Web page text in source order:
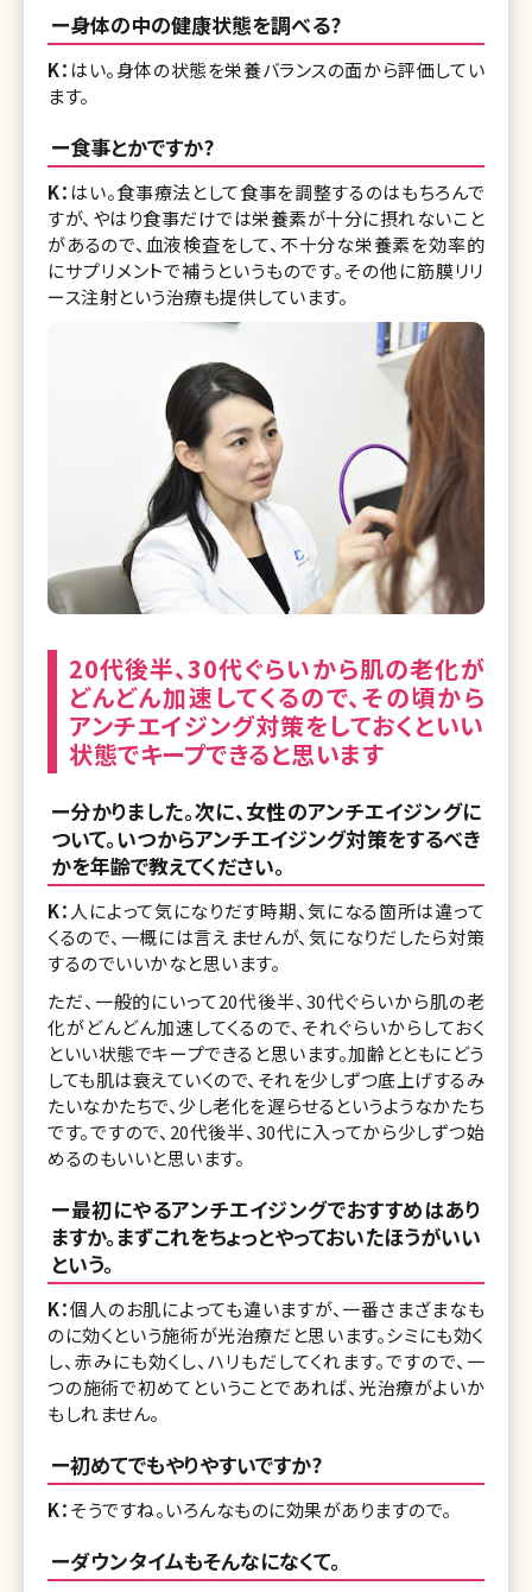
ー身体の中の健康状態を調べる?
K： はい。身体の状態を栄養バランスの面から評価してい
ます。
ー食事とかですか?
K： はい。食事療法として食事を調整するのはもちろんで
すが、やはり食事だけでは栄養素が十分に摂れないこと
があるので、血液検査をして、不十分な栄養素を効率的
にサプリメントで補うというものです。その他に筋膜リリ
ース注射という治療も提供しています。
20代後半、30代ぐらいから肌の老化が
どんどん加速してくるので、その頃から
アンチエイジング対策をしておくといい
状態でキープできると思います
ー分かりました。次に、女性のアンチエイジングに
ついて。いつからアンチエイジング対策をするべき
かを年齢で教えてください。
K： 人によって気になりだす時期、気になる箇所は違って
くるので、一概には言えませんが、気になりだしたら対策
するのでいいかなと思います。
ただ、一般的にいって20代後半、30代ぐらいから肌の老
化がどんどん加速してくるので、それぐらいからしておく
といい状態でキープできると思います。加齢とともにどう
しても肌は衰えていくので、それを少しずつ底上げするみ
たいなかたちで、少し老化を遅らせるというようなかたち
です。ですので、20代後半、30代に入ってから少しずつ始
めるのもいいと思います。
ー最初にやるアンチエイジングでおすすめはあり
ますか。まずこれをちょっとやっておいたほうがいい
という。
K：個人のお肌によっても違いますが、一番さまざまなも
のに効くという施術が光治療だと思います。シミにも効く
し、赤みにも効くし、ハリもだしてくれます。ですので、一
つの施術で初めてということであれば、光治療がよいか
もしれません。
ー初めてでもやりやすいですか?
K：そうですね。いろんなものに効果がありますので。
ーダウンタイムもそんなになくて。